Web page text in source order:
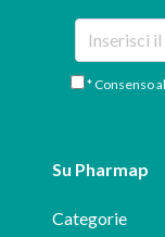
* Consenso
Su Pharmap
Categorie